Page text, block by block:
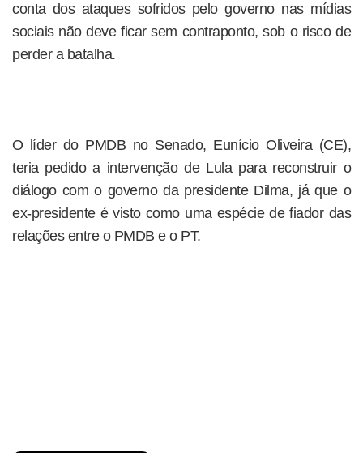
conta dos ataques sofridos pelo governo nas mídias
sociais não deve ficar sem contraponto, sob o risco de
perder a batalha.
O líder do PMDB no Senado, Eunício Oliveira (CE),
teria pedido a intervenção de Lula para reconstruir o
diálogo com o governo da presidente Dilma, já que o
ex-presidente é visto como uma espécie de fiador das
relações entre o PMDB e o PT.